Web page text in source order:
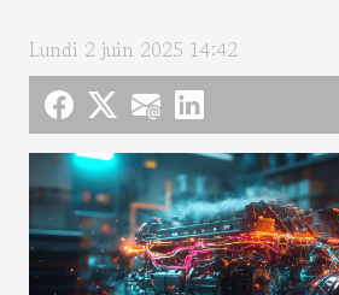
Lundi 2 juin 2025 14:42